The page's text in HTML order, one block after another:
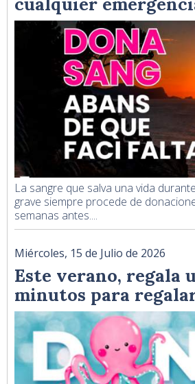
La sangre que salva una vida
grave siempre procede de
semanas antes....
Miércoles, 15 de Julio de 2026
Este verano, regala
minutos para